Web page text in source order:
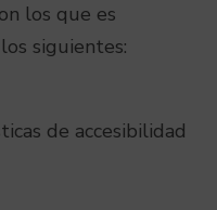
los que es
siguientes:
de accesibilidad